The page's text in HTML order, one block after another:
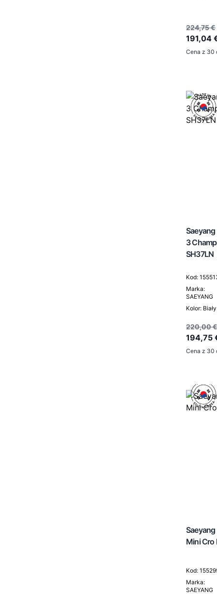
224,75 €
191,04
Cena z 30
3
SH37LN
Kod:
Marka:
SAEYANG
Kolor: Biały
220,00 €
194,75
Cena z 30
Mini
Kod:
Marka:
SAEYANG